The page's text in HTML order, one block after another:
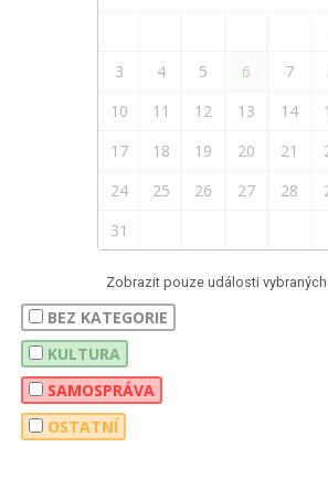
3
4 5 6 7
10
11 12 13 14
17
18 19 20 21
24
25 26 27 28
31
Zobrazit pouze události
BEZ KATEGORIE
KULTURA
SAMOSPRÁVA
OSTATNÍ